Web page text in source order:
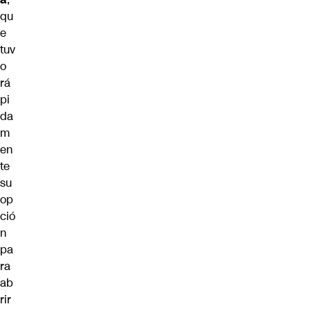
qu
e
tuv
o
rá
pi
da
m
en
te
su
op
ció
n
pa
ra
ab
rir